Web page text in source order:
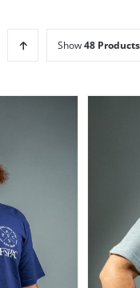
Show48 Products